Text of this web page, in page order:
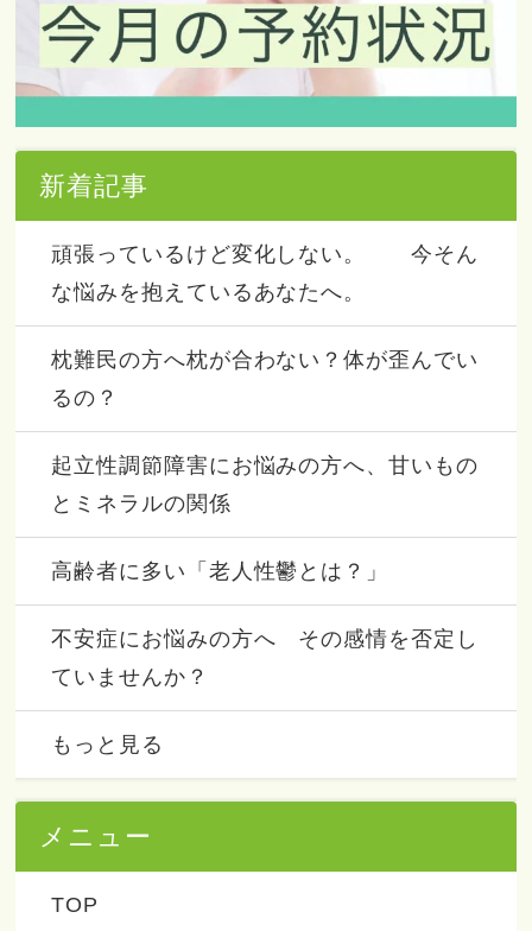
新着記事
頑張っているけど変化しない。 今そん
な悩みを抱えているあなたへ。
枕難民の方へ枕が合わない？体が歪んでい
るの？
起立性調節障害にお悩みの方へ、甘いもの
とミネラルの関係
高齢者に多い「老人性鬱とは？」
不安症にお悩みの方へ その感情を否定し
ていませんか？
もっと見る
メニュー
TOP